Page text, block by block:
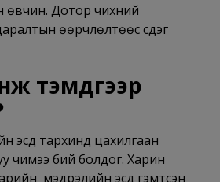
Дотор чихний
өөрчлөлтөөс үүсдэг
тэмдгээр
эсүүд тархинд цахилгаан
чимээ бий болдог. Харин
мэдрэлийн эсүүд гэмтсэн